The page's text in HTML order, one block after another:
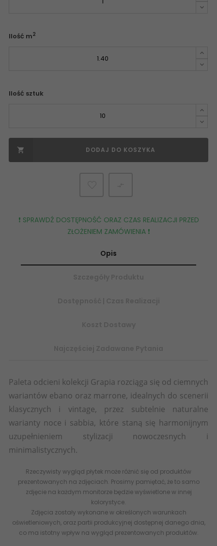
Ilość m2
Ilość sztuk
 DODAJ DO KOSZYKA
❗️ SPRAWDŹ DOSTĘPNOŚĆ ORAZ CZAS REALIZACJI PRZED
ZŁOŻENIEM ZAMÓWIENIA ❗️
Opis
Paleta odcieni kolekcji Grapia rozciąga się od ciemnych
wariantów ebano oraz marrone, idealnych do scenerii
klasycznych i vintage, przez subtelnie naturalne
warianty noce i sabbia, które staną się harmonijnym
uzupełnieniem stylizacji nowoczesnych i
minimalistycznych.
Rzeczywisty wygląd płytek może różnić się od produktów
prezentowanych na zdjęciach. Prosimy pamiętać, że to samo
zdjęcie na każdym monitorze będzie wyświetlone w innej
kolorystyce.
Zdjęcia zostały wykonane w określonych warunkach
oświetleniowych, oraz partii produkcyjnej dostępnej danego dnia,
co ma istotny wpływ na wygląd prezentowanych produktów.